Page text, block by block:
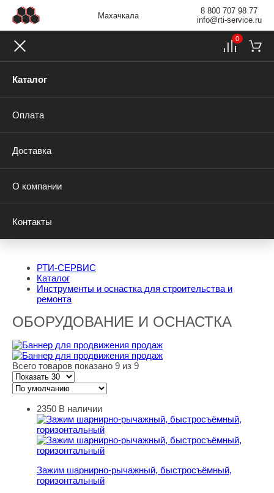
Махачкала
8 800 707 98 77
info@rti-service.ru
Каталог
Оплата
Доставка
О компании
Контакты
0
РТИ-СЕРВИС
Каталог
Инструменты и оснастка для строительства и
ремонта
ОБОРУДОВАНИЕ И ОСНАСТКА
Всего товаров показано 9 из 9
Зажим шарнирно-рычажный, быстросъёмный,
2350 В наличии
Зажим шарнирно-рычажный, быстросъёмный,
горизонтальный